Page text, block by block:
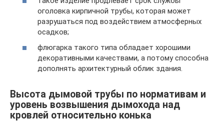
оголовка кирпичной трубы, которая может
разрушаться под воздействием атмосферных
осадков;
флюгарка такого типа обладает хорошими
декоративными качествами, а потому способна
дополнять архитектурный облик здания.
Высота дымовой трубы по нормативам и
уровень возвышения дымохода над
кровлей относительно конька